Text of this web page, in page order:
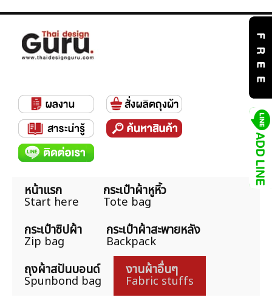
หน้าแรก
Start here
กระเป๋าผ้าหูหิ้ว
Tote bag
กระเป๋าซิปผ้า
Zip bag
กระเป๋าผ้าสะพายหลัง
Backpack
ถุงผ้าสปันบอนด์
Spunbond bag
งานผ้าอื่นๆ
Fabric stuffs